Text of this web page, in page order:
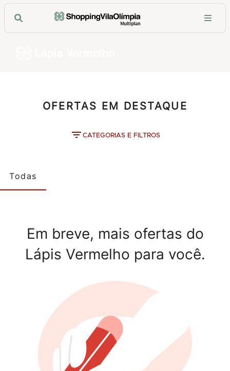
OFERTAS EM DESTAQUE
CATEGORIAS E FILTROS
Todas
Em breve, mais ofertas do
Lápis Vermelho para você.